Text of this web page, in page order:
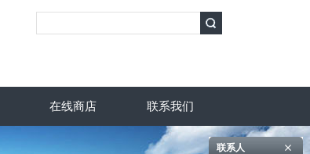
在线商店 联系我们
联系人